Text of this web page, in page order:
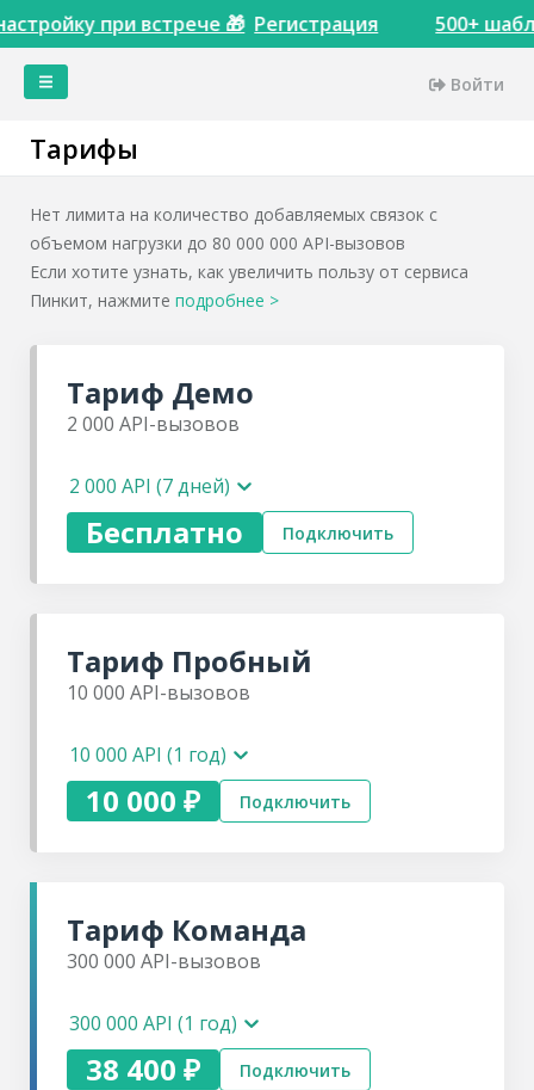
при встрече 🎁 Регистрация 500+
Кейсы
Акции
Интеграции
Инструменты
Сопоставления
Настройки
Теги
Бесплатная
консультация
Техническая
API по
Войти
Тарифы
Нет лимита на количество добавляемых связок с
объемом нагрузки до 80 000 000 API-вызовов
Если хотите узнать, как увеличить пользу от сервиса
Пинкит, нажмите подробнее >
Тариф Демо
2 000 API-вызовов
2 000 API (7 дней)
Бесплатно Подключить
Тариф Пробный
10 000 API-вызовов
10 000 API (1 год)
10 000 ₽ Подключить
Тариф Команда
300 000 API-вызовов
300 000 API (1 год)
38 400 ₽ Подключить